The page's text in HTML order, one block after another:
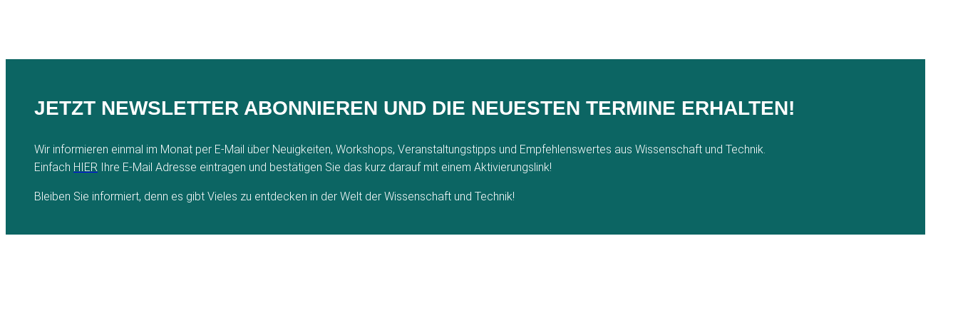
JETZT NEWSLETTER ABONNIEREN UND DIE NEUESTEN TERMINE ERHALTEN!
Wir informieren einmal im Monat per E-Mail über Neuigkeiten, Workshops, Veranstaltungstipps und Empfehlenswertes aus Wissenschaft und Technik.
Einfach HIER Ihre E-Mail Adresse eintragen und bestätigen Sie das kurz darauf mit einem Aktivierungslink!
Bleiben Sie informiert, denn es gibt Vieles zu entdecken in der Welt der Wissenschaft und Technik!